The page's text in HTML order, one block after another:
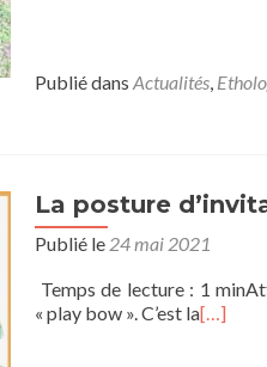
Publié dans Actualités,
La posture
Publié le 24 mai 2021
Temps de lecture : 1
« play bow ». C’est la[…]